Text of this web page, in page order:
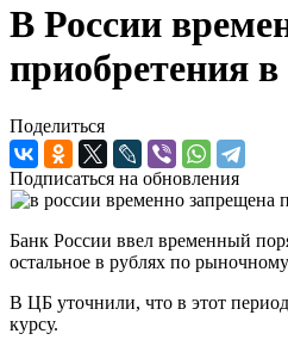
В России
приобретения
Поделиться
Подписаться на обновления
Банк России ввел временный
остальное в рублях по
В ЦБ уточнили, что в этот
курсу.